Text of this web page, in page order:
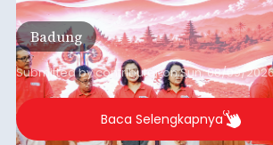
Pejuang Dialisis yang digelar RSD
Ruang Kertha Gosana, Puspem
(9/8/2026).
Badung
Submitted bycontributoronSun, 08/09/
Baca Selengkapnya